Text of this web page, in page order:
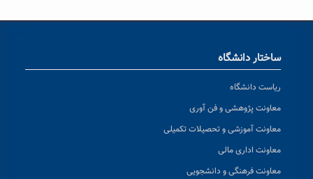
ساختار دانشگاه
ریاست دانشگاه
معاونت پژوهشی و فن آوری
معاونت آموزشی و تحصیلات تکمیلی
معاونت اداری مالی
معاونت فرهنگی و دانشجویی